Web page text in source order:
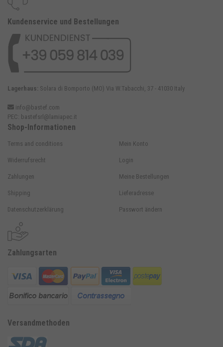
Kundenservice und Bestellungen
Lagerhaus: Solara di Bomporto (MO) Via W.Tabacchi, 37 - 41030 Italy
info@bastef.com
PEC: bastefsrl@lamiapec.it
Zahlungsarten
Versandmethoden
Shop-Informationen
Terms and conditions
Widerrufsrecht
Zahlungen
Shipping
Datenschutzerklärung
Mein Konto
Login
Meine Bestellungen
Lieferadresse
Passwort ändern